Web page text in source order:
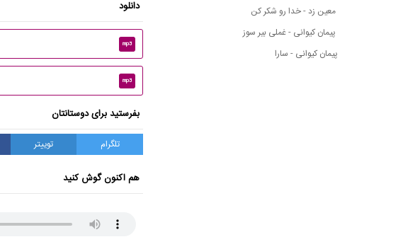
معین زد - خدا رو شکر کن
پیمان کیوانی - غملی بیر سوز
پیمان کیوانی - سارا
دانلود
mp3
mp3
بفرستید برای دوستانتان
تلگرام توییتر
هم اکنون گوش کنید